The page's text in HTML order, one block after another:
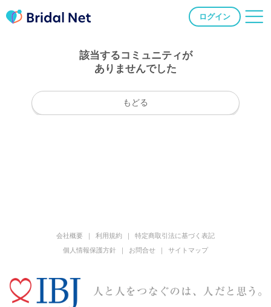
ログイン
該当するコミュニティが
ありませんでした
もどる
会社概要 利用規約
特定商取引法に基づく表記
個人情報保護方針
お問合せ サイトマップ